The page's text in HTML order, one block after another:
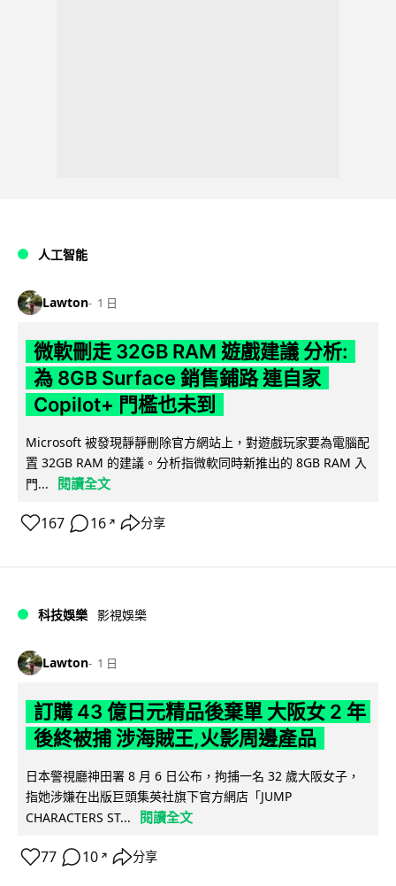
人工智能
Lawton 1 日
微軟刪走 32GB RAM 遊戲建議 分析:
為 8GB Surface 銷售鋪路 連自家
Copilot+ 門檻也未到
Microsoft 被發現靜靜刪除官方網站上，對遊戲玩家要為電腦配
置 32GB RAM 的建議。分析指微軟同時新推出的 8GB RAM 入
門...
閱讀全文
167 16 ↗ 分享
科技娛樂 影視娛樂
Lawton 1 日
訂購 43 億日元精品後棄單 大阪女 2 年
後終被捕 涉海賊王,火影周邊產品
日本警視廳神田署 8 月 6 日公布，拘捕一名 32 歲大阪女子，
指她涉嫌在出版巨頭集英社旗下官方網店「JUMP
CHARACTERS ST...
閱讀全文
77 10 ↗ 分享